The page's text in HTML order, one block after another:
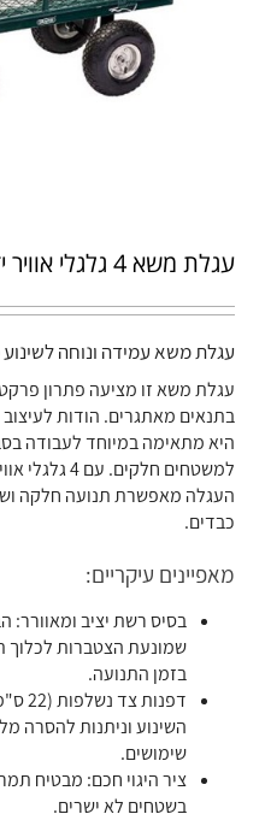
עגלת משא 4 גלגלי אוויר ידית היגוי Z113-1
עגלת משא עמידה ונוחה לשינוע
עגלת משא זו מציעה פתרון
בתנאים מאתגרים. הודות
היא מתאימה במיוחד לעבודה
למשטחים
העגלה מאפשרת תנועה חלקה
כבדים.
מאפיינים עיקריים:
בסיס רשת יציב
שמונעת הצטברות לכלוך
בזמן התנועה.
השינוע וניתנות להסרה
שימושים.
ציר היגוי חכם: מבטיח
בשטחים לא ישרים.